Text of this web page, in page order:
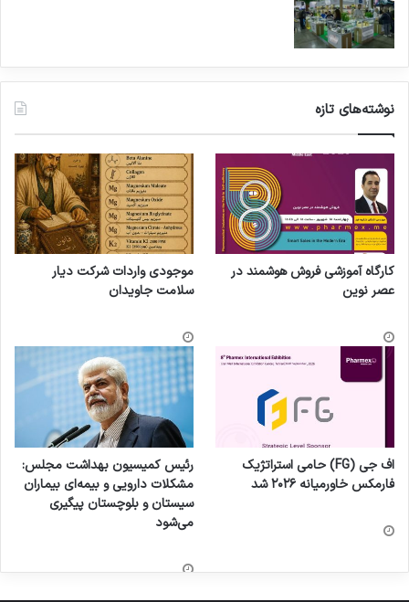
نوشته‌های تازه
کارگاه آموزشی فروش هوشمند در
عصر نوین
موجودی واردات شرکت دیار
سلامت جاویدان
اف جی (FG) حامی استراتژیک
فارمکس خاورمیانه ۲۰۲۶ شد
رئیس کمیسیون بهداشت مجلس:
مشکلات دارویی و بیمه‌ای بیماران
سیستان و بلوچستان پیگیری
می‌شود